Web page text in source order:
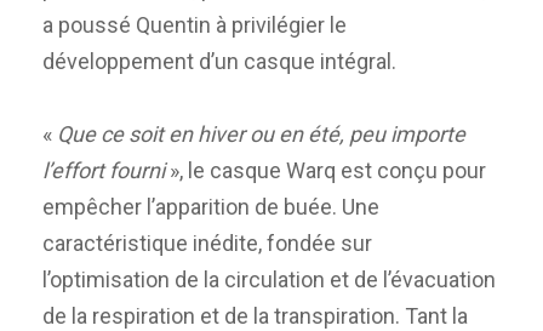
a poussé Quentin à privilégier le
développement d’un casque intégral.
« Que ce soit en hiver ou en été, peu importe
l’effort fourni», le casque Warq est conçu pour
empêcher l’apparition de buée. Une
caractéristique inédite, fondée sur
l’optimisation de la circulation et de l’évacuation
de la respiration et de la transpiration. Tant la